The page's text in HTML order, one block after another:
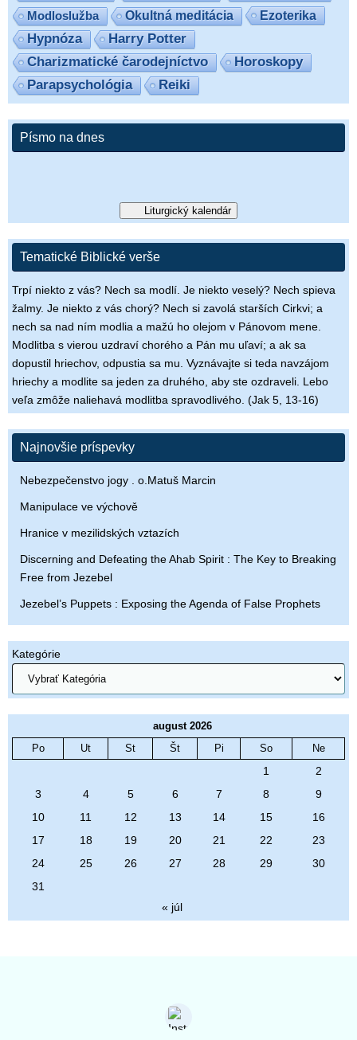
Modloslužba
Okultná meditácia Ezoterika
Hypnóza
Harry Potter
Charizmatické čarodejníctvo
Horoskopy
Parapsychológia
Reiki
Písmo na dnes
Liturgický kalendár
Tematické Biblické verše
Trpí niekto z vás? Nech sa modlí. Je niekto veselý? Nech spieva
žalmy. Je niekto z vás chorý? Nech si zavolá starších Cirkvi; a
nech sa nad ním modlia a mažú ho olejom v Pánovom mene.
Modlitba s vierou uzdraví chorého a Pán mu uľaví; a ak sa
dopustil hriechov, odpustia sa mu. Vyznávajte si teda navzájom
hriechy a modlite sa jeden za druhého, aby ste ozdraveli. Lebo
veľa zmôže naliehavá modlitba spravodlivého. (Jak 5, 13-16)
Najnovšie príspevky
Nebezpečenstvo jogy . o.Matuš Marcin
Manipulace ve výchově
Hranice v mezilidských vztazích
Discerning and Defeating the Ahab Spirit : The Key to Breaking
Free from Jezebel
Jezebel’s Puppets : Exposing the Agenda of False Prophets
Kategórie
august 2026
Po
Ut St Št Pi So Ne
1
2
3
4 5 6 7 8
9
10
11 12 13 14 15
16
17
18 19 20 21 22
23
24
25 26 27 28 29
30
31
« júl